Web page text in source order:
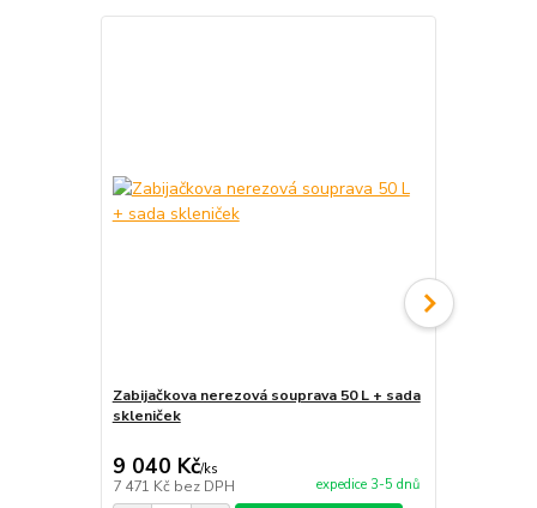
Zabijačkova nerezová souprava 50 L + sada
skleniček
9 040 Kč/ks
7 471 Kč bez DPH expedice 3-5 dnů